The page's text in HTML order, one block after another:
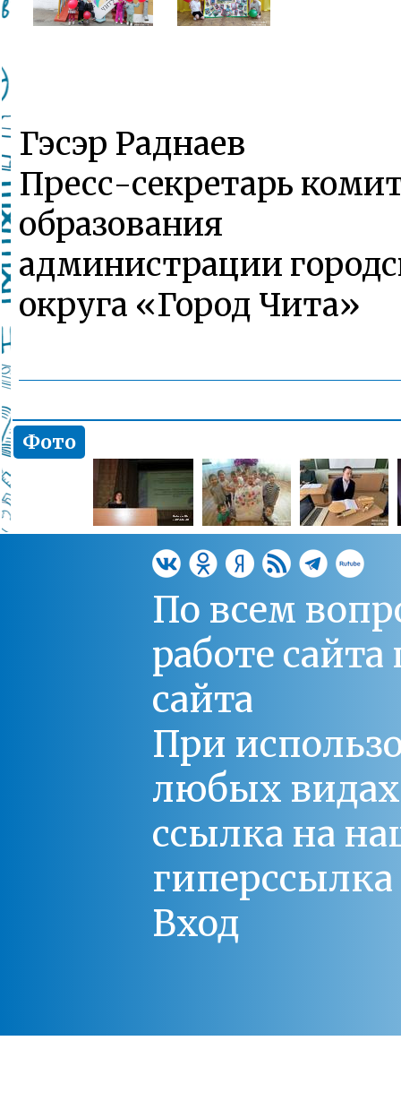
Гэсэр Раднаев
Пресс-секретарь
образования
администрации
округа «Город Чита»
Фото
По всем
работе
сайта
При
любых
ссылка на
Вход